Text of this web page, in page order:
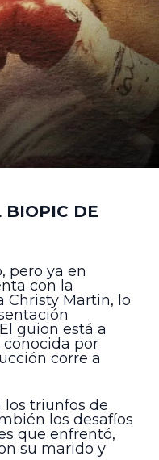
BIOPIC DE
pero ya en
con la
Christy Martin, lo
guion está a
conocida por
corre a
los triunfos de
los desafíos
que enfrentó,
su marido y